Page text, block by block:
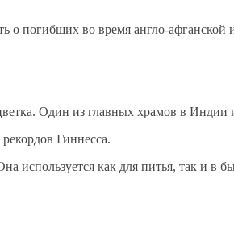
погибших во время англо-
Один из главных храмов в
Гиннесса.
используется как для питья, так и в